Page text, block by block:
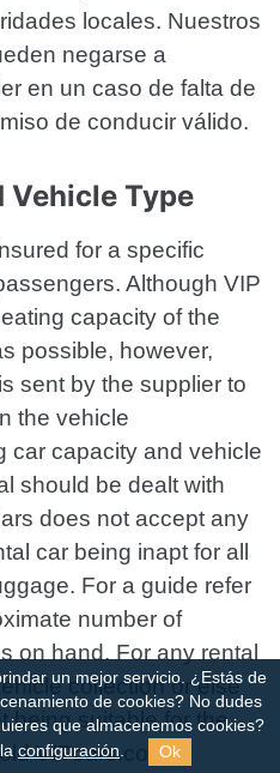
locales. Nuestros
negarse a
en un caso de falta de
de conducir válido.
Vehicle Type
for a specific
Although VIP
capacity of the
possible, however,
sent by the supplier to
the vehicle
car capacity and vehicle
should be dealt with
does not accept any
car being inapt for all
For a guide refer
number of
on hand. For any rental
collection or else
being suitable for the
VIPcars.com
un mejor servicio. ¿Estás de
de cookies? No dudes
que almacenemos cookies?
configuración. Ok